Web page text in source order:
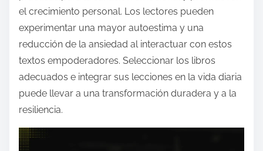
el crecimiento personal. Los lectores pueden
experimentar una mayor autoestima y una
reducción de la ansiedad al interactuar con estos
textos empoderadores. Seleccionar los libros
adecuados e integrar sus lecciones en la vida diaria
puede llevar a una transformación duradera y a la
resiliencia.